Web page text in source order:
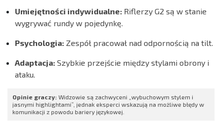
Umiejętności indywidualne: Riflerzy G2 są w stanie
wygrywać rundy w pojedynkę.
Psychologia: Zespół pracował nad odpornością na tilt.
Adaptacja: Szybkie przejście między stylami obrony i
ataku.
Opinie graczy: Widzowie są zachwyceni „wybuchowym stylem i
jasnymi highlightami”, jednak eksperci wskazują na możliwe błędy w
komunikacji z powodu bariery językowej.